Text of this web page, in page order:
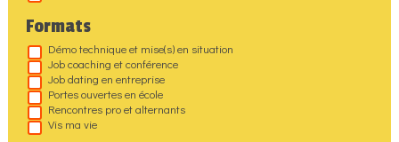
Formats
Démo technique et mise(s) en situation
Job coaching et conférence
Job dating en entreprise
Portes ouvertes en école
Rencontres pro et alternants
Vis ma vie